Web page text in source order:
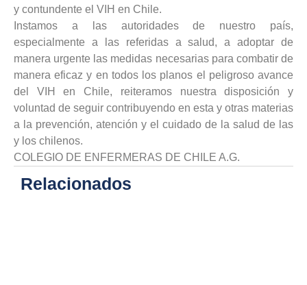
y contundente el VIH en Chile.
Instamos a las autoridades de nuestro país,
especialmente a las referidas a salud, a adoptar de
manera urgente las medidas necesarias para combatir de
manera eficaz y en todos los planos el peligroso avance
del VIH en Chile, reiteramos nuestra disposición y
voluntad de seguir contribuyendo en esta y otras materias
a la prevención, atención y el cuidado de la salud de las
y los chilenos.
COLEGIO DE ENFERMERAS DE CHILE A.G.
Relacionados